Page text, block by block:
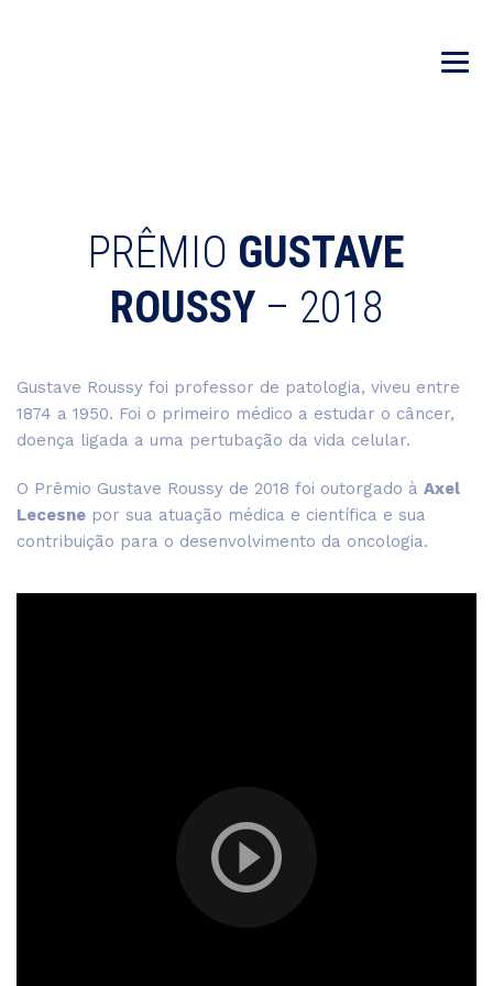
PRÊMIO GUSTAVE
ROUSSY – 2018
Gustave Roussy foi professor de patologia, viveu entre
1874 a 1950. Foi o primeiro médico a estudar o câncer,
doença ligada a uma pertubação da vida celular.
O Prêmio Gustave Roussy de 2018 foi outorgado à Axel
Lecesne por sua atuação médica e científica e sua
contribuição para o desenvolvimento da oncologia.